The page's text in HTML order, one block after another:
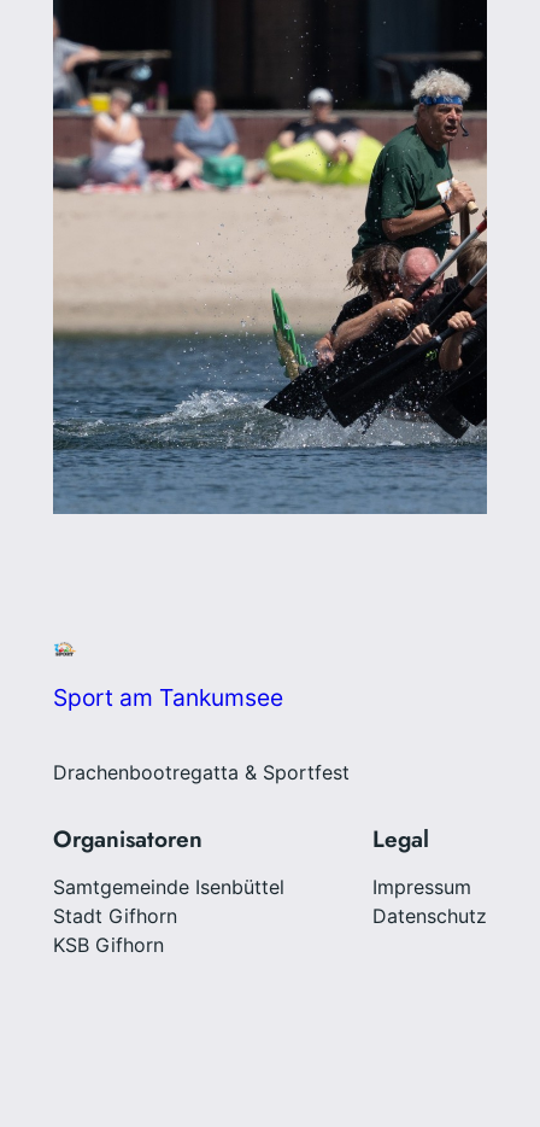
Sport am Tankumsee
Drachenbootregatta & Sportfest
Organisatoren
Samtgemeinde Isenbüttel
Stadt Gifhorn
KSB Gifhorn
Legal
Impressum
Datenschutz